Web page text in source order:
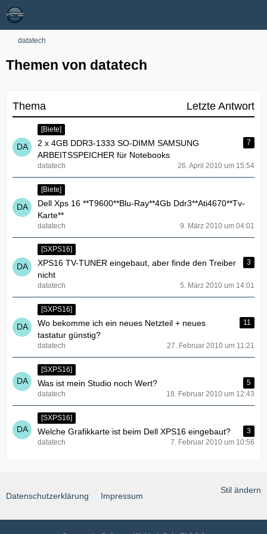
datatech
Themen von datatech
Thema Letzte Antwort
[Biete]
2 x 4GB DDR3-1333 SO-DIMM SAMSUNG
ARBEITSSPEICHER für Notebooks
7
datatech 26. April 2010 um 15:54
[Biete]
Dell Xps 16 **T9600**Blu-Ray**4Gb Ddr3**Ati4670**Tv-
Karte**
datatech 9. März 2010 um 04:01
[SXPS16]
XPS16 TV-TUNER eingebaut, aber finde den Treiber
nicht
3
datatech 5. März 2010 um 14:01
[SXPS16]
Wo bekomme ich ein neues Netzteil + neues
tastatur günstig?
11
datatech 27. Februar 2010 um 11:21
[SXPS16]
Was ist mein Studio noch Wert?
5
datatech
18. Februar 2010 um 12:43
[SXPS16]
Welche Grafikkarte ist beim Dell XPS16 eingebaut?
3
datatech
7. Februar 2010 um 10:56
Stil ändern
Datenschutzerklärung Impressum